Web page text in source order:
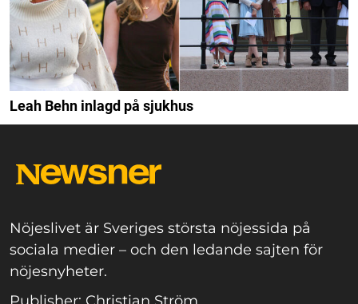
Leah Behn inlagd på sjukhus
Nöjeslivet är Sveriges största nöjessida på
sociala medier – och den ledande sajten för
nöjesnyheter.